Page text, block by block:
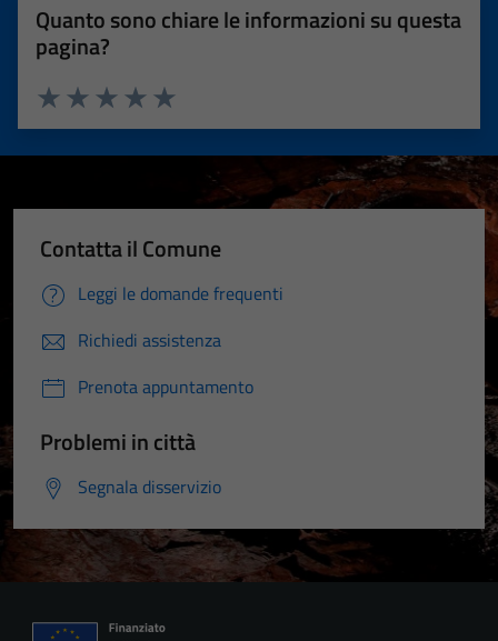
Quanto sono chiare le informazioni su questa
pagina?
Valuta 5 stelle su 5
Valuta 4 stelle su 5
Valuta 3 stelle su 5
Valuta 2 stelle su 5
Valuta 1 stelle su 5
Contatta il Comune
Leggi le domande frequenti
Richiedi assistenza
Prenota appuntamento
Problemi in città
Segnala disservizio